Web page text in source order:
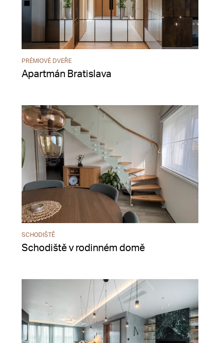
PRÉMIOVÉ DVEŘE
Apartmán Bratislava
SCHODIŠTĚ
Schodiště v rodinném domě